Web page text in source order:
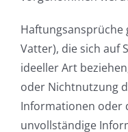
Haftungsansprüche
Vatter), die sich auf
ideeller Art
oder Nichtnutzung
Informationen oder
unvollständige